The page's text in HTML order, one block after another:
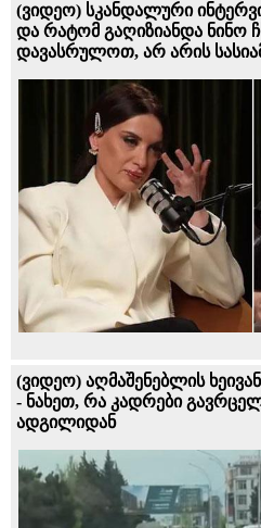
(ვიდეო) სკანდალური
და რატომ გაღიზიანდა ნინო
დავასრულოთ, არ არის
(ვიდეო) აღმაშენებლის
- ნახეთ, რა კადრები
ადგილიდან